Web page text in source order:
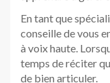
En tant que
conseille de vous
à voix haute.
temps de réciter
de bien articuler.